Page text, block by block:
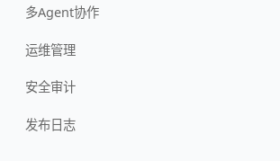
多Agent协作
运维管理
安全审计
发布日志